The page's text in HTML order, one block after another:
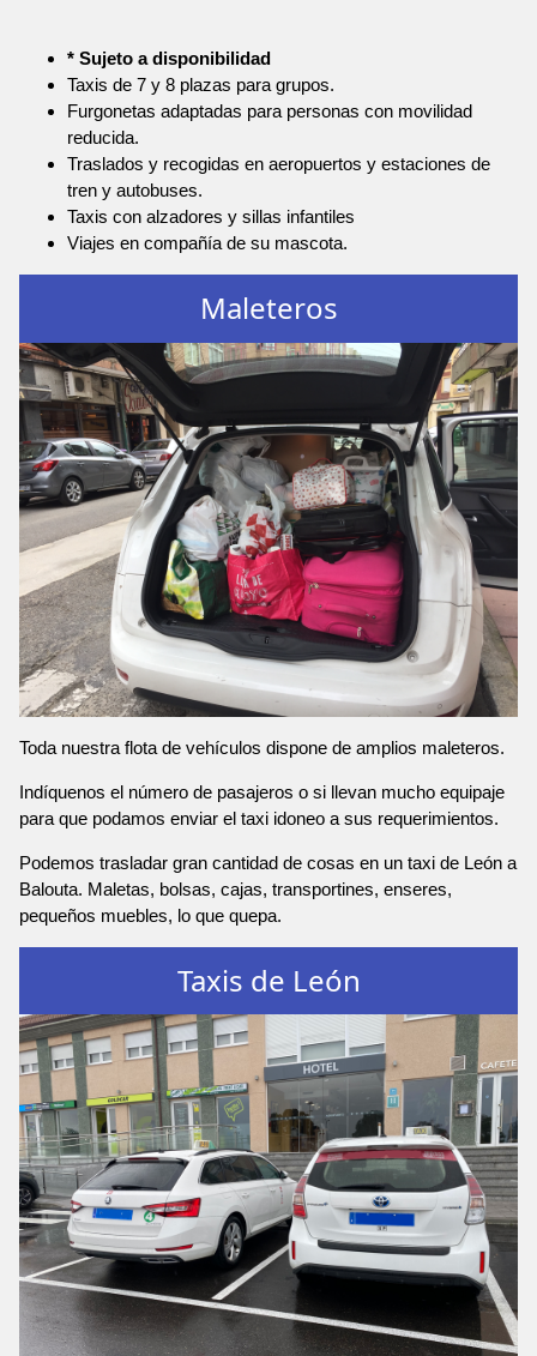
* Sujeto a disponibilidad
Taxis de 7 y 8 plazas para grupos.
Furgonetas adaptadas para personas con movilidad
reducida.
Traslados y recogidas en aeropuertos y estaciones de
tren y autobuses.
Taxis con alzadores y sillas infantiles
Viajes en compañía de su mascota.
Maleteros
Toda nuestra flota de vehículos dispone de amplios maleteros.
Indíquenos el número de pasajeros o si llevan mucho equipaje
para que podamos enviar el taxi idoneo a sus requerimientos.
Podemos trasladar gran cantidad de cosas en un taxi de León a
Balouta. Maletas, bolsas, cajas, transportines, enseres,
pequeños muebles, lo que quepa.
Taxis de León